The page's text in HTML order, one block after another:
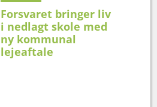
Forsvaret bringer liv
i nedlagt skole med
ny kommunal
lejeaftale